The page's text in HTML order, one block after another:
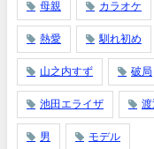
母親 カラオケ
熱愛 馴れ初め
山之内すず 破局
池田エライザ 渡
男 モデル